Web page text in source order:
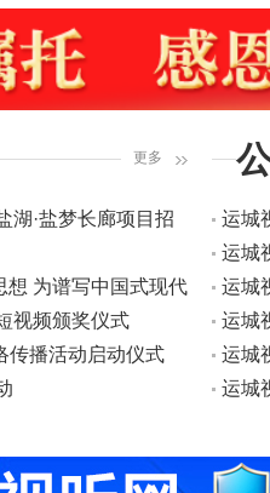
更多
·盐梦长廊项目招
想 为谱写中国式现代
法治思想暨宪法法律
视频颁奖仪式
传播活动启动仪式
运城
报
运城
报
运城
报
运城
报
运城
报
运城